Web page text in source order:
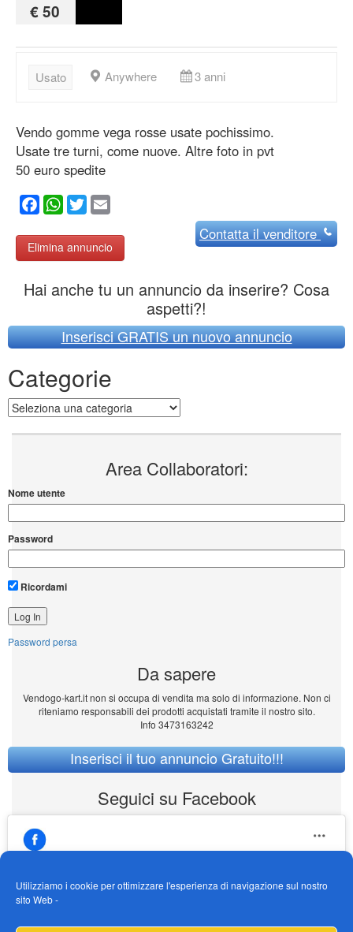
Utilizziamo i cookie per ottimizzare l'esperienza di navigazione sul nostro
sito Web -
€ 50
Usato Anywhere 3 anni
Vendo gomme vega rosse usate pochissimo.
Usate tre turni, come nuove. Altre foto in pvt
50 euro spedite
Facebook
WhatsApp
Twitter
Elimina annuncio
Contattail venditore
Hai anche tu un annuncio da inserire? Cosa
aspetti?!
Inserisci GRATIS un nuovo annuncio
Categorie
Categorie
Area Collaboratori:
Nome utente
Password
Ricordami
Password persa
Da sapere
Vendogo-kart.it non si occupa di vendita ma solo di informazione. Non ci
riteniamo responsabili dei prodotti acquistati tramite il nostro sito.
Info 3473163242
Inserisci il tuo annuncio Gratuito!!!
Seguici su Facebook
Fai clic per accettare i cookie marketing e